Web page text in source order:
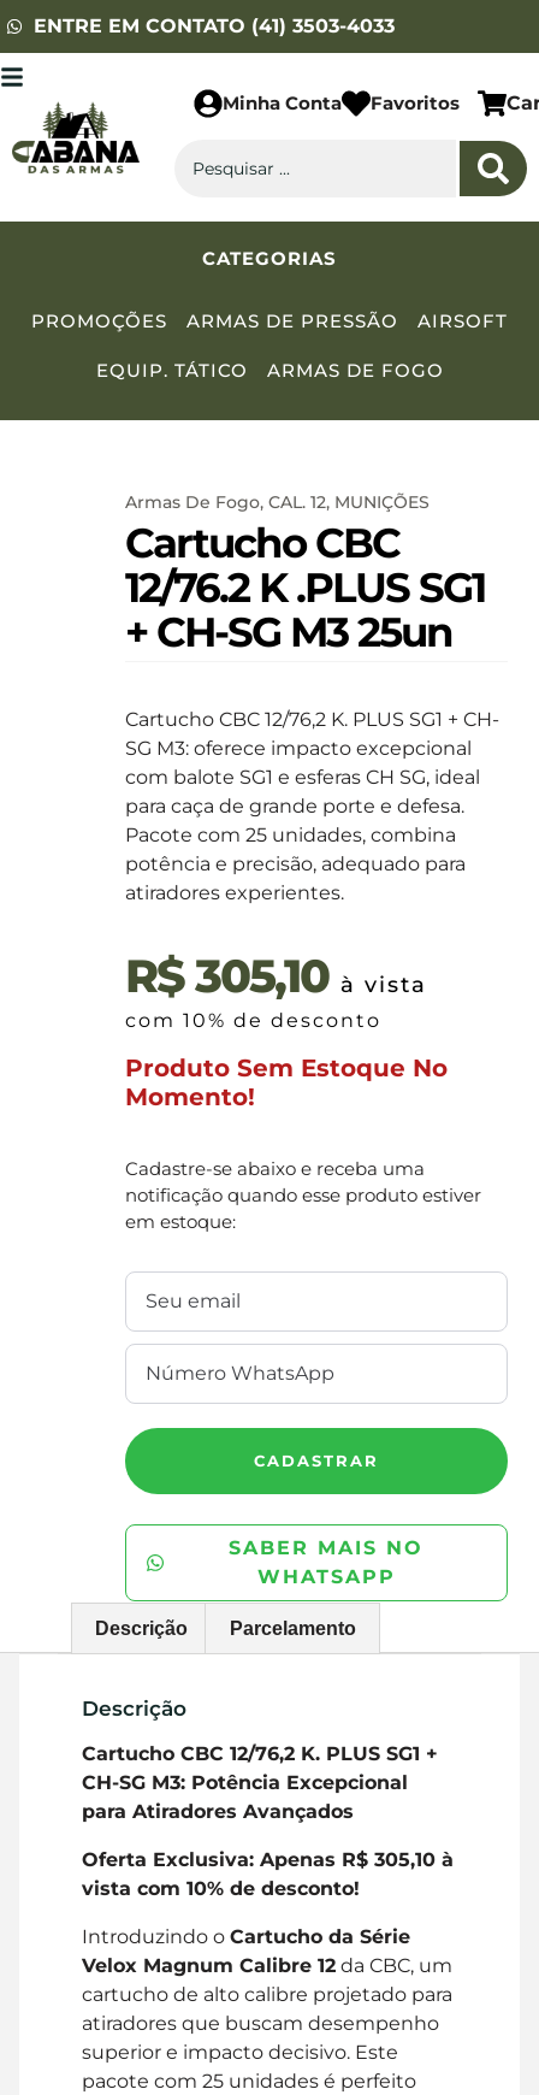
ENTRE EM CONTATO (41) 3503-4033
Minha Conta Favoritos
CATEGORIAS
PROMOÇÕES ARMAS DE PRESSÃO AIRSOFT
EQUIP. TÁTICO ARMAS DE FOGO
Armas De Fogo, CAL. 12, MUNIÇÕES
Cartucho CBC
12/76.2 K .PLUS SG1
+ CH-SG M3 25un
Cartucho CBC 12/76,2 K. PLUS SG1 + CH-
SG M3: oferece impacto excepcional
com balote SG1 e esferas CH SG, ideal
para caça de grande porte e defesa.
Pacote com 25 unidades, combina
potência e precisão, adequado para
atiradores experientes.
R$305,10 à vista
com 10% de desconto
Produto Sem Estoque No
Momento!
Cadastre-se abaixo e receba uma
notificação quando esse produto estiver
em estoque:
CADASTRAR
SABER MAIS NO
WHATSAPP
Descrição Parcelamento
Descrição
Cartucho CBC 12/76,2 K. PLUS SG1 +
CH-SG M3: Potência Excepcional
para Atiradores Avançados
Oferta Exclusiva: Apenas R$ 305,10 à
vista com 10% de desconto!
Introduzindo o Cartucho da Série
Velox Magnum Calibre 12 da CBC, um
cartucho de alto calibre projetado para
atiradores que buscam desempenho
superior e impacto decisivo. Este
pacote com 25 unidades é perfeito